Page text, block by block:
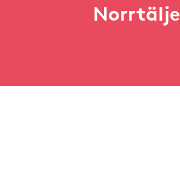
Norrtälje